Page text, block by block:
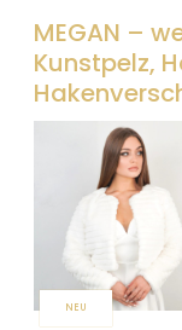
MEGAN –
Kunstpelz,
NEU